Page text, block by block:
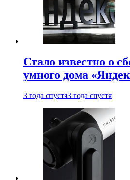
Стало известно о
умного дома
3 года спустя3 года спустя